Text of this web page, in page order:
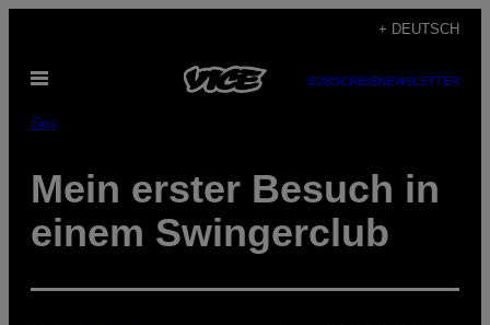
content
+ DEUTSCH
Open
SUBSCRIBENEWSLETTER
Sex
Mein erster Besuch in
einem Swingerclub